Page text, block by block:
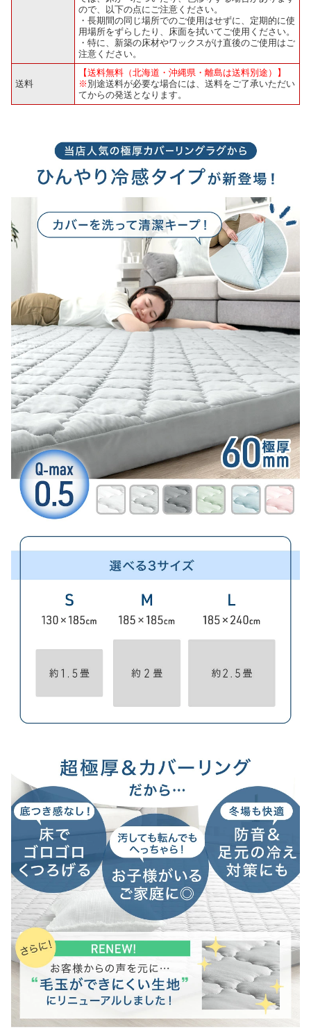
ので、以下の点にご注意ください。
・長期間の同じ場所でのご使用はせずに、定期的に使
用場所をずらしたり、床面を拭いてご使用ください。
・特に、新築の床材やワックスがけ直後のご使用はご
注意ください。
送料
【送料無料（北海道・沖縄県・離島は送料別途）】
※ 別途送料が必要な場合には、送料をご了承いただい
てからの発送となります。